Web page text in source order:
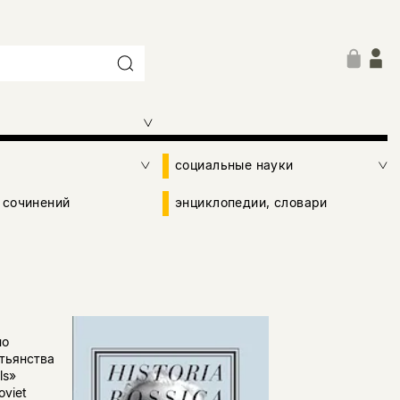
социальные науки
энциклопедии, словари